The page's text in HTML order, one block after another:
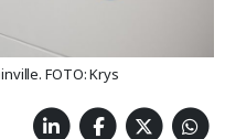
FOTO: Krys